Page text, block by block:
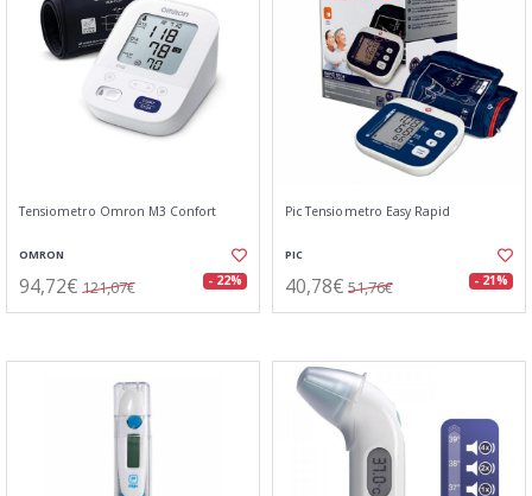
Tensiometro Omron M3 Confort
OMRON
94,72€ 121,07€ - 22%
Pic Tensiometro Easy Rapid
PIC
40,78€ 51,76€ - 21%